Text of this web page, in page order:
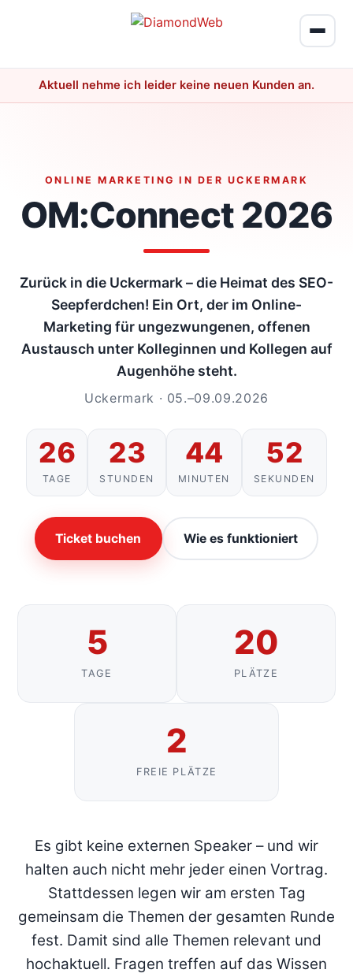
Aktuell nehme ich leider keine neuen Kunden an.
ONLINE MARKETING IN DER UCKERMARK
OM:Connect 2026
Zurück in die Uckermark – die Heimat des SEO-
Seepferdchen! Ein Ort, der im Online-
Marketing für ungezwungenen, offenen
Austausch unter Kolleginnen und Kollegen auf
Augenhöhe steht.
Uckermark · 05.–09.09.2026
26
TAGE
23
STUNDEN
44
MINUTEN
52
SEKUNDEN
Ticket buchen Wie es funktioniert
5
TAGE
20
PLÄTZE
2
FREIE PLÄTZE
Es gibt keine externen Speaker – und wir
halten auch nicht mehr jeder einen Vortrag.
Stattdessen legen wir am ersten Tag
gemeinsam die Themen der gesamten Runde
fest. Damit sind alle Themen relevant und
hochaktuell. Fragen treffen auf das Wissen